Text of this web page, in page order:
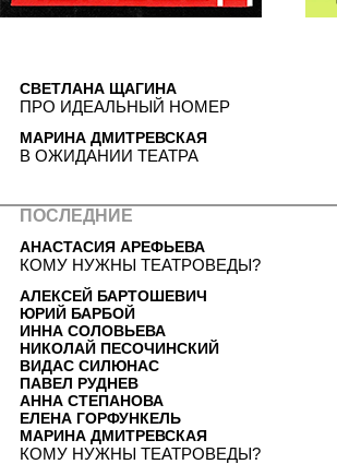
СВЕТЛАНА ЩАГИНА
ПРО ИДЕАЛЬНЫЙ НОМЕР
МАРИНА ДМИТРЕВСКАЯ
В ОЖИДАНИИ ТЕАТРА
ПОСЛЕДНИЕ
АНАСТАСИЯ АРЕФЬЕВА
КОМУ НУЖНЫ ТЕАТРОВЕДЫ?
АЛЕКСЕЙ БАРТОШЕВИЧ
ЮРИЙ БАРБОЙ
ИННА СОЛОВЬЕВА
НИКОЛАЙ ПЕСОЧИНСКИЙ
ВИДАС СИЛЮНАС
ПАВЕЛ РУДНЕВ
АННА СТЕПАНОВА
ЕЛЕНА ГОРФУНКЕЛЬ
МАРИНА ДМИТРЕВСКАЯ
КОМУ НУЖНЫ ТЕАТРОВЕДЫ?